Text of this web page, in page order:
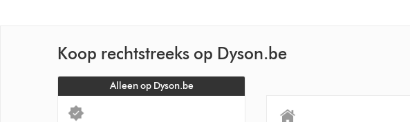
Koop rechtstreeks op Dyson.be
Alleen op Dyson.be